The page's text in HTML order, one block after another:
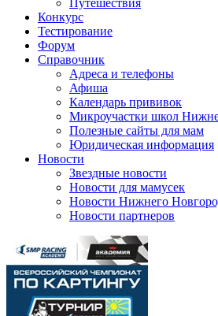
Путешествия
Конкурс
Тестирование
Форум
Справочник
Адреса и телефоны
Афиша
Календарь прививок
Микроучастки школ
Полезные сайты для мам
Юридическая информация
Новости
Звездные новости
Новости для мамусек
Новости Нижнего
Новости партнеров